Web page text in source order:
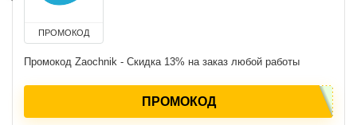
ПРОМОКОД
Промокод Zaochnik - Скидка 13% на заказ любой работы
ПРОМОКОД